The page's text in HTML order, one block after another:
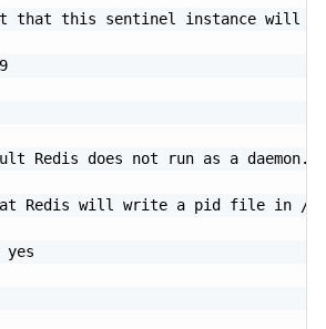
that this sentinel instance will
Redis does not run as a
Redis will write a pid file in /var/
yes